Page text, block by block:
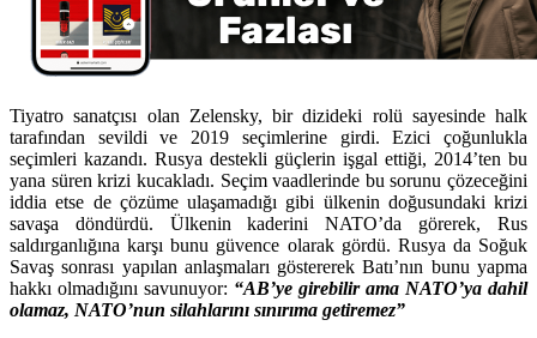
Tiyatro sanatçısı olan Zelensky, bir dizideki rolü sayesinde halk
tarafından sevildi ve 2019 seçimlerine girdi. Ezici çoğunlukla
seçimleri kazandı. Rusya destekli güçlerin işgal ettiği, 2014’ten bu
yana süren krizi kucakladı. Seçim vaadlerinde bu sorunu çözeceğini
iddia etse de çözüme ulaşamadığı gibi ülkenin doğusundaki krizi
savaşa döndürdü. Ülkenin kaderini NATO’da görerek, Rus
saldırganlığına karşı bunu güvence olarak gördü. Rusya da Soğuk
Savaş sonrası yapılan anlaşmaları göstererek Batı’nın bunu yapma
hakkı olmadığını savunuyor: “AB’ye girebilir ama NATO’ya dahil
olamaz, NATO’nun silahlarını sınırıma getiremez”